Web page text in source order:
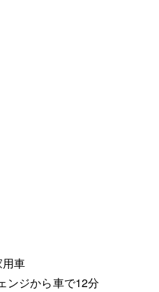
用車
ンジから車で12分